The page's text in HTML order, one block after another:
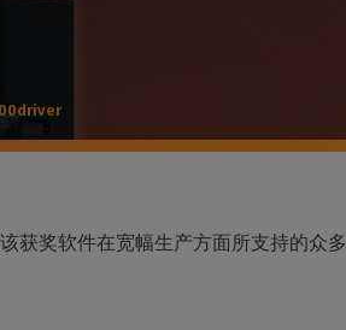
决方案
获奖软件在宽幅生产方面所支持的众多